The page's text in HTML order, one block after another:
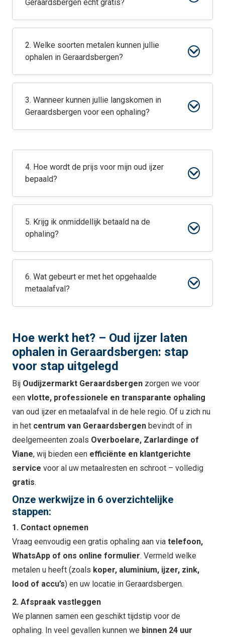
Geraardsbergen echt gratis?
2. Welke soorten metalen kunnen jullie
ophalen in Geraardsbergen?
3. Wanneer kunnen jullie langskomen in
Geraardsbergen voor een ophaling?
4. Hoe wordt de prijs voor mijn oud ijzer
bepaald?
5. Krijg ik onmiddellijk betaald na de
ophaling?
6. Wat gebeurt er met het opgehaalde
metaalafval?
Hoe werkt het? – Oud ijzer laten
ophalen in Geraardsbergen: stap
voor stap uitgelegd
Bij Oudijzermarkt Geraardsbergen zorgen we voor
een vlotte, professionele en transparante ophaling
van oud ijzer en metaalafval in de hele regio. Of u zich nu
in het centrum van Geraardsbergen bevindt of in
deelgemeenten zoals Overboelare, Zarlardinge of
Viane, wij bieden een efficiënte en klantgerichte
service voor al uw metaalresten en schroot – volledig
gratis.
Onze werkwijze in 6 overzichtelijke
stappen:
1. Contact opnemen
Vraag eenvoudig een gratis ophaling aan via telefoon,
WhatsApp of ons online formulier. Vermeld welke
metalen u heeft (zoals koper, aluminium, ijzer, zink,
lood of accu’s) en uw locatie in Geraardsbergen.
2. Afspraak vastleggen
We plannen samen een geschikt tijdstip voor de
ophaling. In veel gevallen kunnen we binnen 24 uur